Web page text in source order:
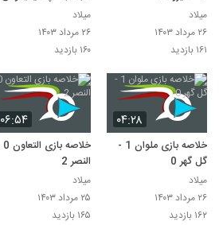
میلاد
۲۶ مرداد ۱۴۰۳
۱۶۱ بازدید
1(12)
میلاد
۲۶ مرداد ۱۴۰۳
۱۶۰ بازدید
۰۴:۲۸
خلاصه بازی ملوان 1 -
گل گهر 0
میلاد
۲۶ مرداد ۱۴۰۳
۱۶۲ بازدید
۰۶:۵۴
النصر 2
میلاد
۲۵ مرداد ۱۴۰۳
۱۶۵ بازدید